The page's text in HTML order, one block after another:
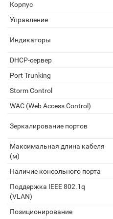
Корпус
Управление
Индикаторы
DHCP-сервер
Port Trunking
Storm Control
WAC (Web Access Control)
Зеркалирование портов
Максимальная длина кабеля
(м)
Наличие консольного порта
Поддержка IEEE 802.1q
(VLAN)
Позиционирование